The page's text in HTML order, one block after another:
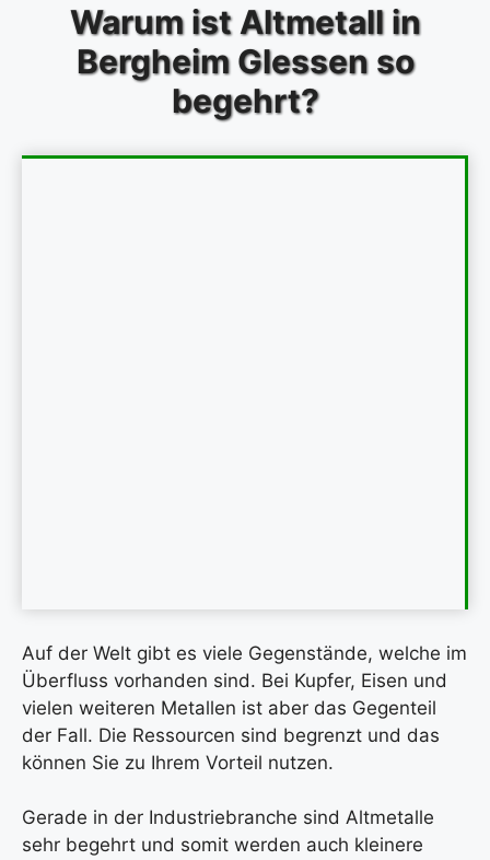
Warum ist Altmetall in
Bergheim Glessen so
begehrt?
Auf der Welt gibt es viele Gegenstände, welche im
Überfluss vorhanden sind. Bei Kupfer, Eisen und
vielen weiteren Metallen ist aber das Gegenteil
der Fall. Die Ressourcen sind begrenzt und das
können Sie zu Ihrem Vorteil nutzen.
Gerade in der Industriebranche sind Altmetalle
sehr begehrt und somit werden auch kleinere